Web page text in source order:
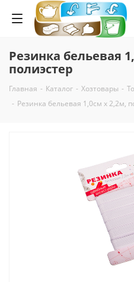
Резинка бельевая
полиэстер
Главная - Каталог - Хозтовары -
- Резинка бельевая 1,0см х 2,2м,